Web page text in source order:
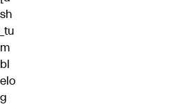
sh
_tu
m
bl
elo
g